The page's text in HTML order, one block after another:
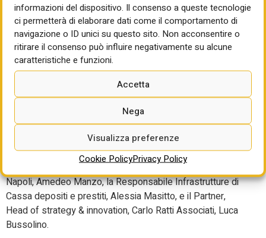
informazioni del dispositivo. Il consenso a queste tecnologie
ci permetterà di elaborare dati come il comportamento di
navigazione o ID unici su questo sito. Non acconsentire o
ritirare il consenso può influire negativamente su alcune
caratteristiche e funzioni.
Accetta
Nega
Visualizza preferenze
Cookie PolicyPrivacy Policy
del Lavoro e delle politiche sociali, Marina Elvira Calderone,
il Viceministro delle Infrastrutture e dei trasporti, Edoardo
Rixi, l’ Amministratore delegato Ferrovie dello Stato,
Stefano Donnarumma, l’Amministratore delegato Rete
Ferroviaria Italiana, Aldo Isi, che interverranno in
videocollegamento nel corso della mattinata assieme all’
Amministratore delegato Anas, Claudio Andrea Gemme.
Nel pomeriggio saranno presenti: il Presidente della
Regione Campania, Vincenzo De Luca, il Presidente del
Consiglio Superiore dei lavori pubblici, Massimo Sessa,
l’Amministratore delegato Invimit, Stefano Scalera, il
Presidente BCC Napoli – Banca di Credito Cooperativo di
Napoli, Amedeo Manzo, la Responsabile Infrastrutture di
Cassa depositi e prestiti, Alessia Masitto, e il Partner,
Head of strategy & innovation, Carlo Ratti Associati, Luca
Bussolino.